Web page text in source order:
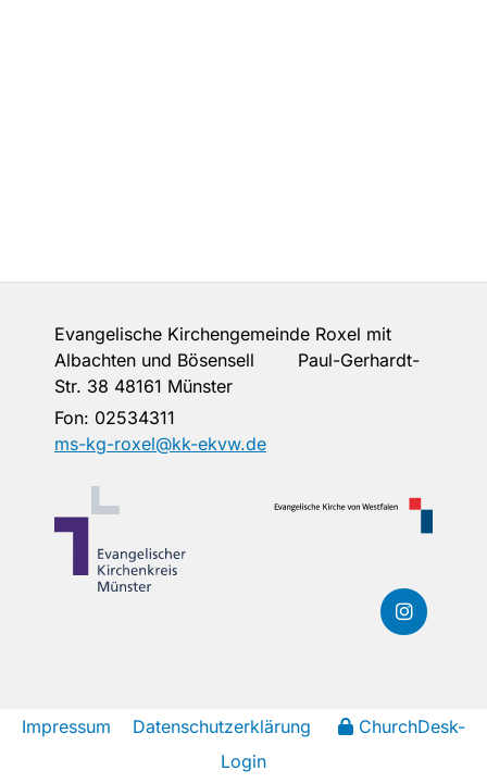
Evangelische Kirchengemeinde Roxel mit
Albachten und Bösensell Paul-Gerhardt-
Str. 38 48161 Münster
Fon: 02534311
ms-kg-roxel@kk-ekvw.de
Impressum Datenschutzerklärung
ChurchDesk-
Login